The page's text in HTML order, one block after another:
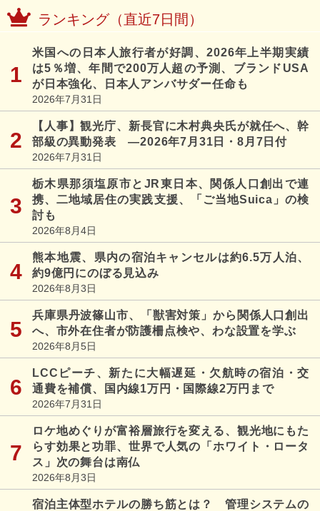
ランキング（直近7日間）
米国への日本人旅行者が好調、2026年上半期実績
は5％増、年間で200万人超の予測、ブランドUSA
が日本強化、日本人アンバサダー任命も
2026年7月31日
【人事】観光庁、新長官に木村典央氏が就任へ、幹
部級の異動発表 ―2026年7月31日・8月7日付
2026年7月31日
栃木県那須塩原市とJR東日本、関係人口創出で連
携、二地域居住の実践支援、「ご当地Suica」の検
討も
2026年8月4日
熊本地震、県内の宿泊キャンセルは約6.5万人泊、
約9億円にのぼる見込み
2026年8月3日
兵庫県丹波篠山市、「獣害対策」から関係人口創出
へ、市外在住者が防護柵点検や、わな設置を学ぶ
2026年8月5日
LCCピーチ、新たに大幅遅延・欠航時の宿泊・交
通費を補償、国内線1万円・国際線2万円まで
2026年7月31日
ロケ地めぐりが富裕層旅行を変える、観光地にもた
らす効果と功罪、世界で人気の「ホワイト・ロータ
ス」次の舞台は南仏
2026年8月3日
宿泊主体型ホテルの勝ち筋とは？ 管理システムの